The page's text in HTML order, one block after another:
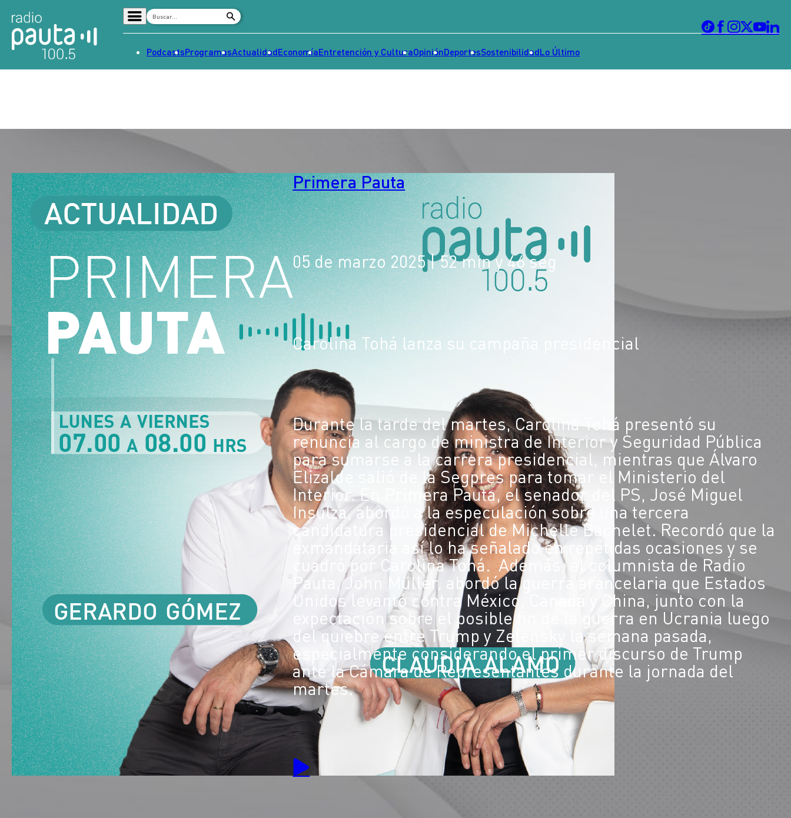
Señal 2
Dato en Pauta
Contenido Patrocinado
PodcastsProgramasActualidadEconomíaEntretención y CulturaOpiniónDeportesSostenibilidadLo Último
Primera Pauta
05 de marzo 2025| 52 min y 46 seg
Carolina Tohá lanza su campaña presidencial
Durante la tarde del martes, Carolina Tohá presentó su
renuncia al cargo de ministra de Interior y Seguridad Pública
para sumarse a la carrera presidencial, mientras que Álvaro
Elizalde salió de la Segpres para tomar el Ministerio del
Interior. En Primera Pauta, el senador del PS, José Miguel
Insulza, abordó a la especulación sobre una tercera
candidatura presidencial de Michelle Bachelet. Recordó que la
exmandataria así lo ha señalado en repetidas ocasiones y se
cuadró por Carolina Tohá. Además, el columnista de Radio
Pauta, John Müller, abordó la guerra arancelaria que Estados
Unidos levantó contra México, Canadá y China, junto con la
expectación sobre el posible fin de la guerra en Ucrania luego
del quiebre entre Trump y Zelensky la semana pasada,
especialmente considerando el primer discurso de Trump
ante la Cámara de Representantes durante la jornada del
martes.